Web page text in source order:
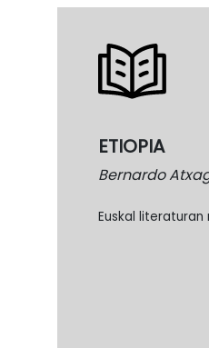
ETIOPIA
Bernardo
Euskal literaturan